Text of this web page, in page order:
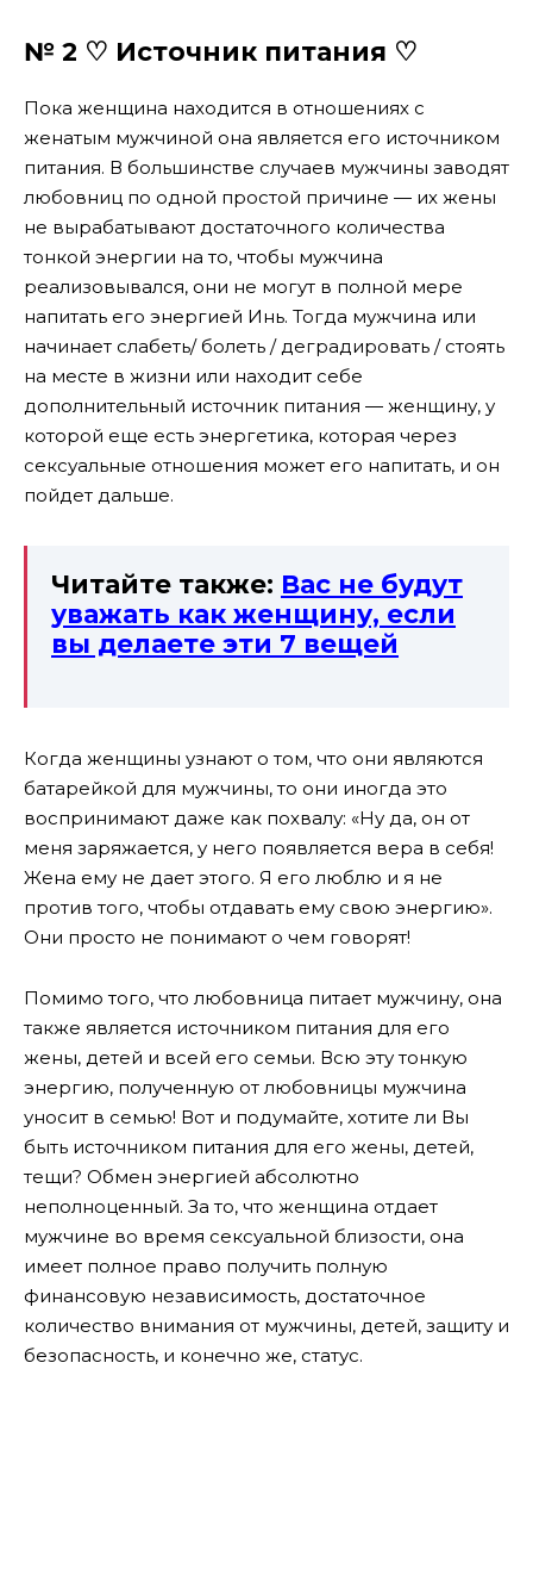
№ 2 ♡ Источник питания ♡
Пока женщина находится в отношениях с
женатым мужчиной она является его источником
питания. В большинстве случаев мужчины заводят
любовниц по одной простой причине — их жены
не вырабатывают достаточного количества
тонкой энергии на то, чтобы мужчина
реализовывался, они не могут в полной мере
напитать его энергией Инь. Тогда мужчина или
начинает слабеть/ болеть / деградировать / стоять
на месте в жизни или находит себе
дополнительный источник питания — женщину, у
которой еще есть энергетика, которая через
сексуальные отношения может его напитать, и он
пойдет дальше.
Читайте также: Вас не будут
уважать как женщину, если
вы делаете эти 7 вещей
Когда женщины узнают о том, что они являются
батарейкой для мужчины, то они иногда это
воспринимают даже как похвалу: «Ну да, он от
меня заряжается, у него появляется вера в себя!
Жена ему не дает этого. Я его люблю и я не
против того, чтобы отдавать ему свою энергию».
Они просто не понимают о чем говорят!
Помимо того, что любовница питает мужчину, она
также является источником питания для его
жены, детей и всей его семьи. Всю эту тонкую
энергию, полученную от любовницы мужчина
уносит в семью! Вот и подумайте, хотите ли Вы
быть источником питания для его жены, детей,
тещи? Обмен энергией абсолютно
неполноценный. За то, что женщина отдает
мужчине во время сексуальной близости, она
имеет полное право получить полную
финансовую независимость, достаточное
количество внимания от мужчины, детей, защиту и
безопасность, и конечно же, статус.